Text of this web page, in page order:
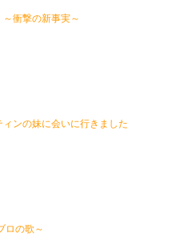
衝撃の新事実～
ンの妹に会いに行きました
ロの歌～